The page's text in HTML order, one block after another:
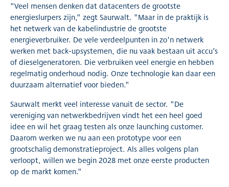
"Veel mensen denken dat datacenters de grootste
energieslurpers zijn," zegt Saurwalt. "Maar in de praktijk is
het netwerk van de kabelindustrie de grootste
energieverbruiker. De vele verdeelpunten in zo'n netwerk
werken met back-upsystemen, die nu vaak bestaan uit accu's
of dieselgeneratoren. Die verbruiken veel energie en hebben
regelmatig onderhoud nodig. Onze technologie kan daar een
duurzaam alternatief voor bieden."
Saurwalt merkt veel interesse vanuit de sector. "De
vereniging van netwerkbedrijven vindt het een heel goed
idee en wil het graag testen als onze launching customer.
Daarom werken we nu aan een prototype voor een
grootschalig demonstratieproject. Als alles volgens plan
verloopt, willen we begin 2028 met onze eerste producten
op de markt komen."